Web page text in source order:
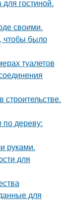
гостиной.
своими.
чтобы было
туалетов
строительстве.
дереву:
руками.
для
для